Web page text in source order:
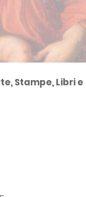
Stampe, Libri e